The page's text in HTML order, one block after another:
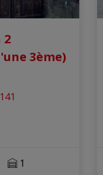
2
3ème)
1